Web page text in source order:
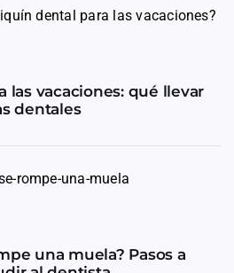
las vacaciones: qué llevar
dentales
una muela? Pasos a